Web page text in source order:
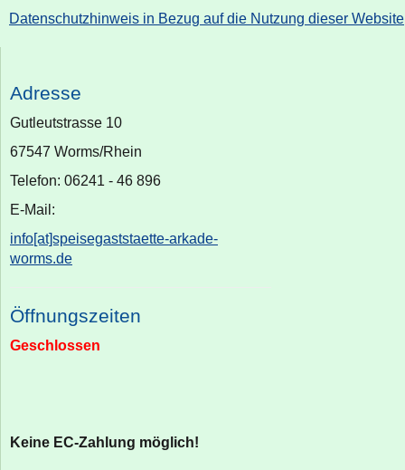
Datenschutzhinweis in Bezug auf die Nutzung dieser Website
Adresse
Gutleutstrasse 10
67547 Worms/Rhein
Telefon: 06241 - 46 896
E-Mail:
info[at]speisegaststaette-arkade-
worms.de
Öffnungszeiten
Geschlossen
Keine EC-Zahlung möglich!